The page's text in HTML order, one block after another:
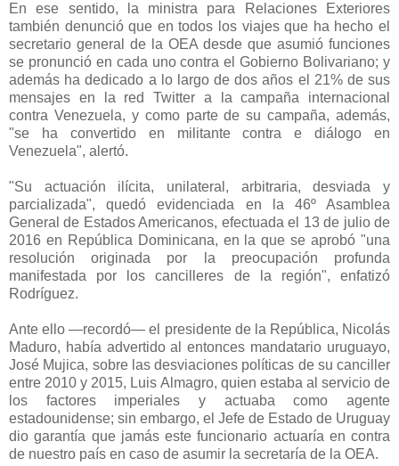
En ese sentido, la ministra para Relaciones Exteriores
también denunció que en todos los viajes que ha hecho el
secretario general de la OEA desde que asumió funciones
se pronunció en cada uno contra el Gobierno Bolivariano; y
además ha dedicado a lo largo de dos años el 21% de sus
mensajes en la red Twitter a la campaña internacional
contra Venezuela, y como parte de su campaña, además,
"se ha convertido en militante contra e diálogo en
Venezuela", alertó.
"Su actuación ilícita, unilateral, arbitraria, desviada y
parcializada", quedó evidenciada en la 46º Asamblea
General de Estados Americanos, efectuada el 13 de julio de
2016 en República Dominicana, en la que se aprobó "una
resolución originada por la preocupación profunda
manifestada por los cancilleres de la región", enfatizó
Rodríguez.
Ante ello —recordó— el presidente de la República, Nicolás
Maduro, había advertido al entonces mandatario uruguayo,
José Mujica, sobre las desviaciones políticas de su canciller
entre 2010 y 2015, Luis Almagro, quien estaba al servicio de
los factores imperiales y actuaba como agente
estadounidense; sin embargo, el Jefe de Estado de Uruguay
dio garantía que jamás este funcionario actuaría en contra
de nuestro país en caso de asumir la secretaría de la OEA.